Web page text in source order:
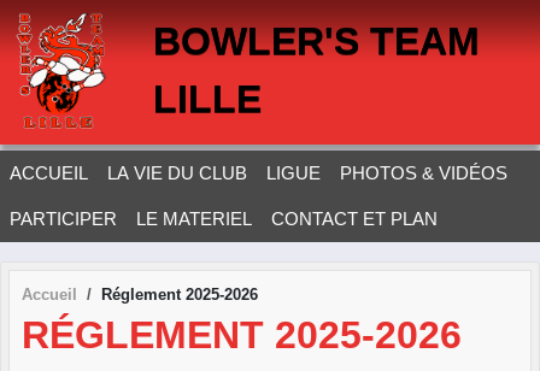
BOWLER'S TEAM
LILLE
ACCUEIL LA VIE DU CLUB LIGUE PHOTOS & VIDÉOS
PARTICIPER LE MATERIEL CONTACT ET PLAN
Accueil Réglement 2025-2026
RÉGLEMENT 2025-2026
Panneau de gestion des cookies